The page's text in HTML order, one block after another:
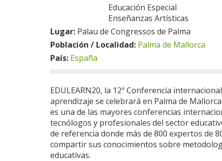
Educación Especial
Enseñanzas Artísticas
Lugar: Palau de Congressos de Palma
Población / Localidad: Palma de Mallorca
País: España
EDULEARN20, la 12ª Conferencia
aprendizaje se celebrará en Palma de
es una de las mayores conferencias
tecnólogos y profesionales del sector
de referencia donde más de 800 expertos de
compartir sus conocimientos sobre
educativas.